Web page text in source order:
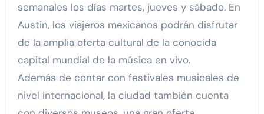
semanales los días martes, jueves y sábado. En
Austin, los viajeros mexicanos podrán disfrutar
de la amplia oferta cultural de la conocida
capital mundial de la música en vivo.
Además de contar con festivales musicales de
nivel internacional, la ciudad también cuenta